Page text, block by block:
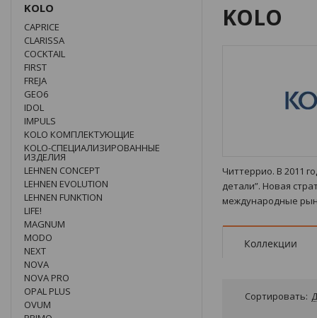
KOLO
CAPRICE
CLARISSA
COCKTAIL
FIRST
FREJA
GEO6
IDOL
IMPULS
KOLO КОМПЛЕКТУЮЩИЕ
KOLO-СПЕЦИАЛИЗИРОВАННЫЕ
ИЗДЕЛИЯ
LEHNEN CONCEPT
LEHNEN EVOLUTION
LEHNEN FUNKTION
LIFE!
MAGNUM
MODO
NEXT
NOVA
NOVA PRO
OPAL PLUS
OVUM
KOLO
Читтеррио. В 2011
детали”. Новая
международные
Коллекции
Сортировать: